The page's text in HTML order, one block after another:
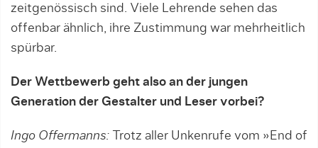
zeitgenössisch sind. Viele Lehrende sehen das
offenbar ähnlich, ihre Zustimmung war mehrheitlich
spürbar.
Der Wettbewerb geht also an der jungen
Generation der Gestalter und Leser vorbei?
Ingo Offermanns: Trotz aller Unkenrufe vom »End of